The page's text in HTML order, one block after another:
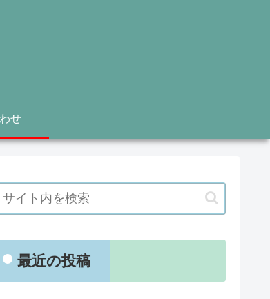
せ
最近の投稿